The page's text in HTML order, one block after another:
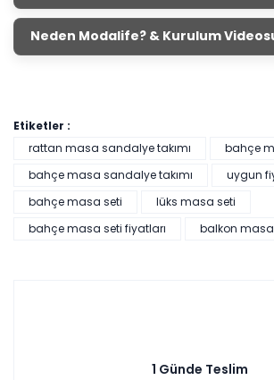
Neden Modalife? & Kurulum
Etiketler :
rattan masa sandalye takımı
bahçe
bahçe masa sandalye takımı
uygun
bahçe masa seti
lüks masa seti
bahçe masa seti fiyatları
balkon
1 Günde Teslim